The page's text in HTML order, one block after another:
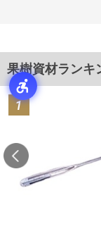
果樹資材ランキ